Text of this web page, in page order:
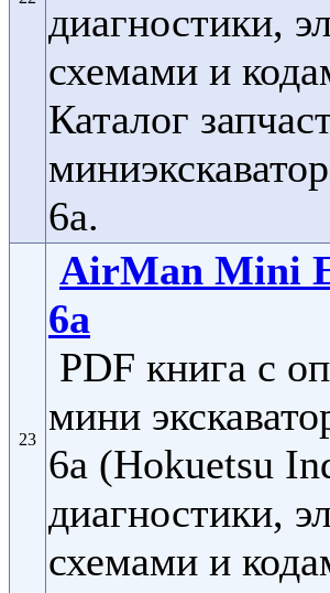
диагностики,
схемами и
Каталог
6a.
23
AirMan Mini
6a
PDF книга с
мини
6a (Hokuetsu
диагностики,
схемами и